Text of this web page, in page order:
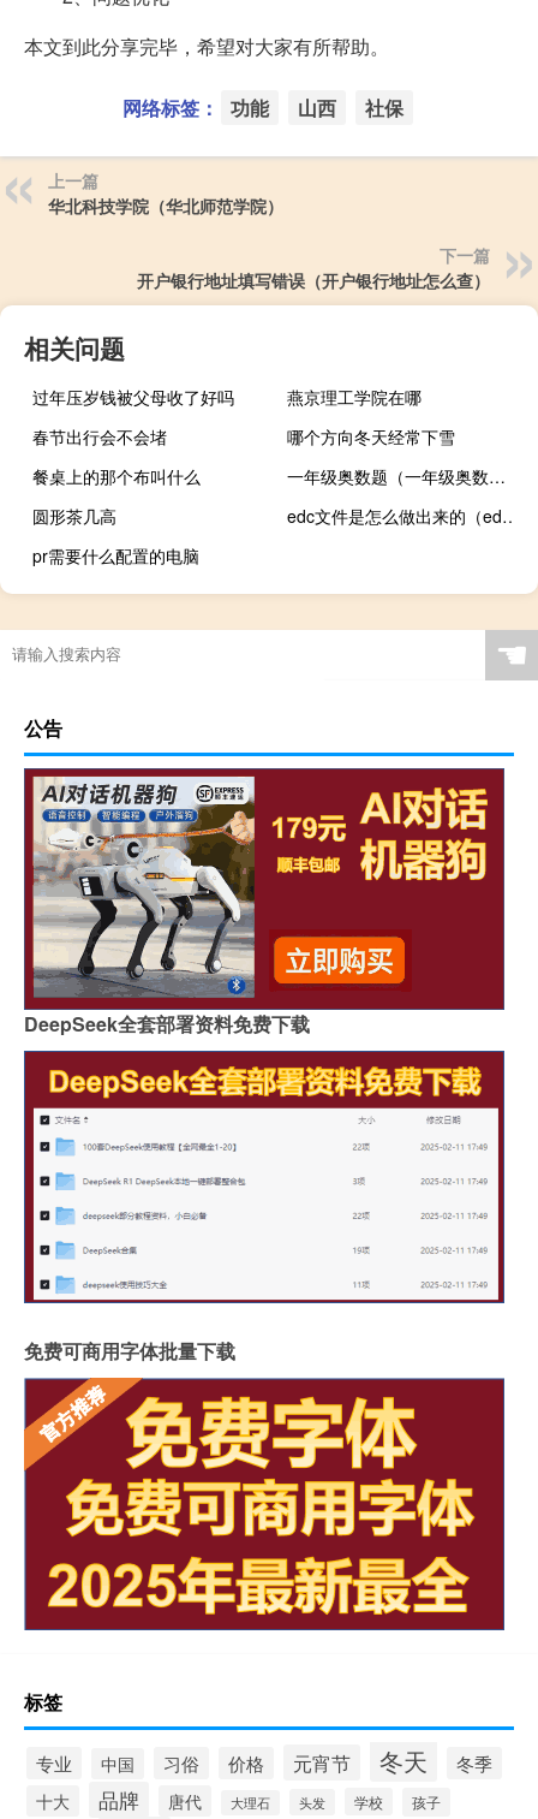
本文到此分享完毕，希望对大家有所帮助。
网络标签： 功能 山西 社保
上一篇
华北科技学院（华北师范学院）
下一篇
开户银行地址填写错误（开户银行地址怎么查）
相关问题
过年压岁钱被父母收了好吗
燕京理工学院在哪
春节出行会不会堵
哪个方向冬天经常下雪
餐桌上的那个布叫什么
一年级奥数题（一年级奥数练习题）
圆形茶几高
edc文件是怎么做出来的（edc文件阅读器电脑版）
pr需要什么配置的电脑
☚
公告
DeepSeek全套部署资料免费下载
免费可商用字体批量下载
标签
专业 中国 习俗 价格 元宵节 冬天 冬季
十大 品牌 唐代 大理石 头发 学校 孩子